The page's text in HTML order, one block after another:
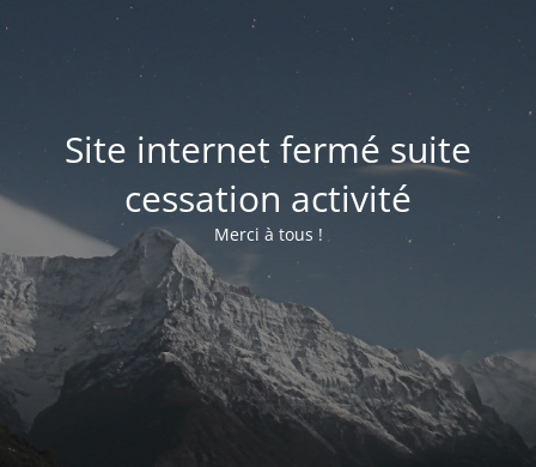
Site internet fermé suite
cessation activité
Merci à tous !